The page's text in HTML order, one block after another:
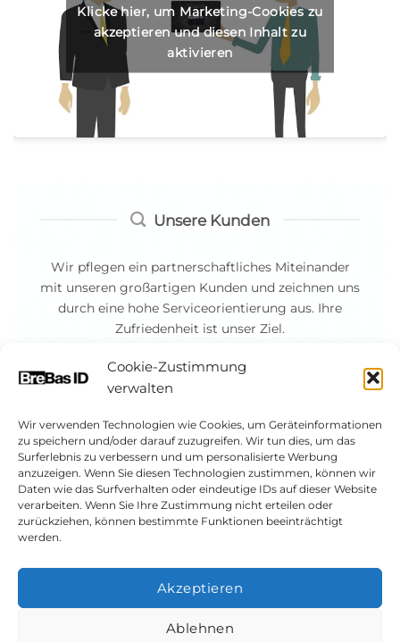
Cookie-Zustimmung
verwalten
Wir verwenden Technologien wie Cookies, um Geräteinformationen
zu speichern und/oder darauf zuzugreifen. Wir tun dies, um das
Surferlebnis zu verbessern und um personalisierte Werbung
anzuzeigen. Wenn Sie diesen Technologien zustimmen, können wir
Daten wie das Surfverhalten oder eindeutige IDs auf dieser Website
verarbeiten. Wenn Sie Ihre Zustimmung nicht erteilen oder
zurückziehen, können bestimmte Funktionen beeinträchtigt
werden.
Akzeptieren
Ablehnen
Klicke hier, um Marketing-Cookies zu
akzeptieren und diesen Inhalt zu
aktivieren
Unsere Kunden
Wir pflegen ein partnerschaftliches Miteinander
mit unseren großartigen Kunden und zeichnen uns
durch eine hohe Serviceorientierung aus. Ihre
Zufriedenheit ist unser Ziel.
PayPal Visa MasterCardAmerican
Express
Sofort GiroPay
Impressum
Allgemeine Geschäftsbedingungen